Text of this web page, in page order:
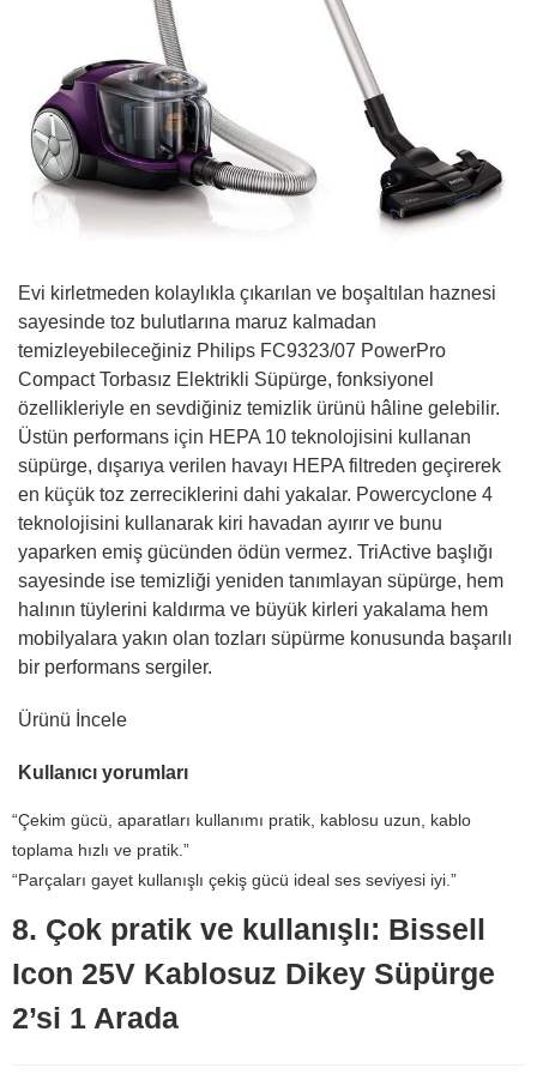
Evi kirletmeden kolaylıkla çıkarılan ve boşaltılan haznesi
sayesinde toz bulutlarına maruz kalmadan
temizleyebileceğiniz Philips FC9323/07 PowerPro
Compact Torbasız Elektrikli Süpürge, fonksiyonel
özellikleriyle en sevdiğiniz temizlik ürünü hâline gelebilir.
Üstün performans için HEPA 10 teknolojisini kullanan
süpürge, dışarıya verilen havayı HEPA filtreden geçirerek
en küçük toz zerreciklerini dahi yakalar. Powercyclone 4
teknolojisini kullanarak kiri havadan ayırır ve bunu
yaparken emiş gücünden ödün vermez. TriActive başlığı
sayesinde ise temizliği yeniden tanımlayan süpürge, hem
halının tüylerini kaldırma ve büyük kirleri yakalama hem
mobilyalara yakın olan tozları süpürme konusunda başarılı
bir performans sergiler.
Ürünü İncele
Kullanıcı yorumları
“Çekim gücü, aparatları kullanımı pratik, kablosu uzun, kablo
toplama hızlı ve pratik.”
“Parçaları gayet kullanışlı çekiş gücü ideal ses seviyesi iyi.”
8. Çok pratik ve kullanışlı: Bissell
Icon 25V Kablosuz Dikey Süpürge
2’si 1 Arada